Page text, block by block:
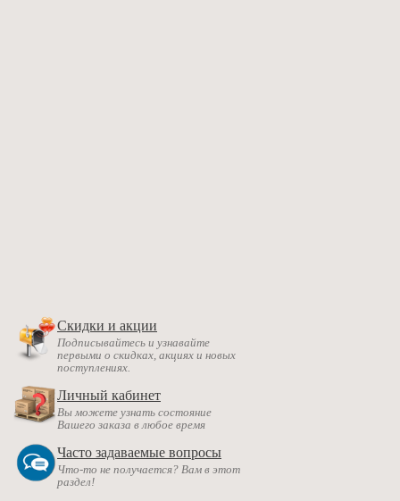
Скидки и акции
Подписывайтесь и узнавайте
первыми о скидках, акциях и новых
поступлениях.
Личный кабинет
Вы можете узнать состояние
Вашего заказа в любое время
Часто задаваемые вопросы
Что-то не получается? Вам в этот
раздел!